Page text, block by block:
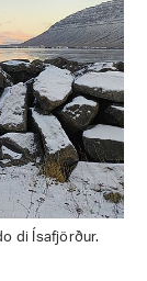
di Ísafjörður.